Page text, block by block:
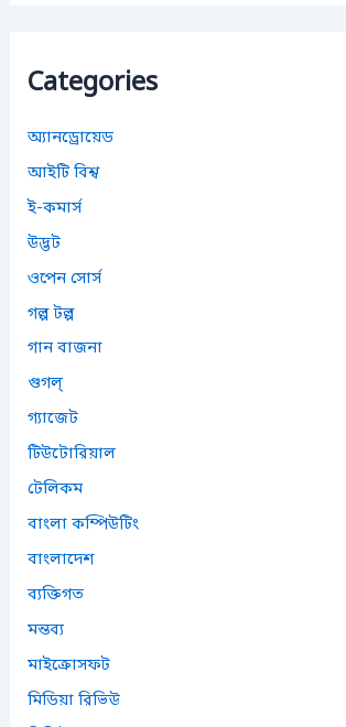
f
o
:
Categories
অ্যানড্রোয়েড
আইটি বিশ্ব
ই-কমার্স
উদ্ভট
ওপেন সোর্স
গল্প টল্প
গান বাজনা
গুগল্
গ্যাজেট
টিউটোরিয়াল
টেলিকম
বাংলা কম্পিউটিং
বাংলাদেশ
ব্যক্তিগত
মন্তব্য
মাইক্রোসফট
মিডিয়া রিভিউ